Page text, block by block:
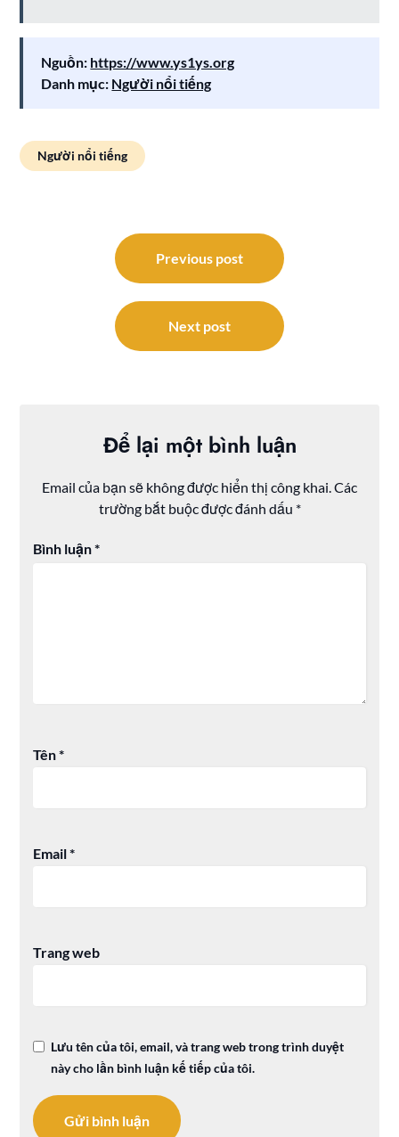
Nguồn: https://www.ys1ys.org
Danh mục: Người nổi tiếng
Người nổi tiếng
Previous post
Next post
Để lại một bình luận
Email của bạn sẽ không được hiển thị công khai.Các
trường bắt buộc được đánh dấu *
Bình luận*
Tên*
Email*
Trang web
Lưu tên của tôi, email, và trang web trong trình duyệt
này cho lần bình luận kế tiếp của tôi.